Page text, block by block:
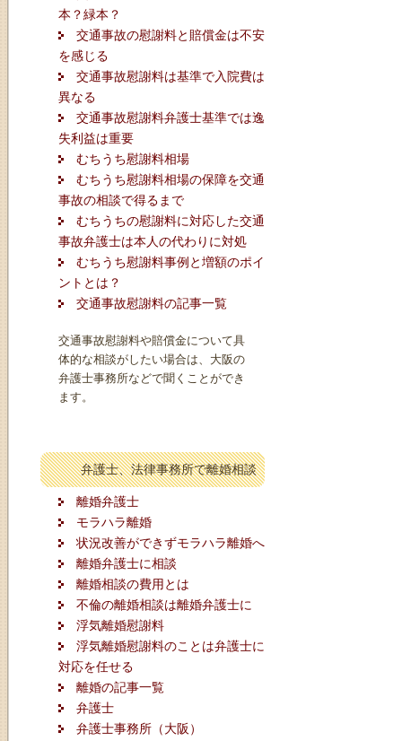
本？緑本？
交通事故の慰謝料と賠償金は不安
を感じる
交通事故慰謝料は基準で入院費は
異なる
交通事故慰謝料弁護士基準では逸
失利益は重要
むちうち慰謝料相場
むちうち慰謝料相場の保障を交通
事故の相談で得るまで
むちうちの慰謝料に対応した交通
事故弁護士は本人の代わりに対処
むちうち慰謝料事例と増額のポイ
ントとは？
交通事故慰謝料の記事一覧
交通事故慰謝料や賠償金について具
体的な相談がしたい場合は、大阪の
弁護士事務所などで聞くことができ
ます。
弁護士、法律事務所で離婚相談
離婚弁護士
モラハラ離婚
状況改善ができずモラハラ離婚へ
離婚弁護士に相談
離婚相談の費用とは
不倫の離婚相談は離婚弁護士に
浮気離婚慰謝料
浮気離婚慰謝料のことは弁護士に
対応を任せる
離婚の記事一覧
弁護士
弁護士事務所（大阪）